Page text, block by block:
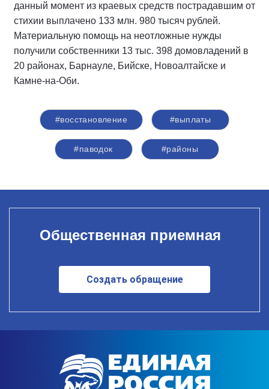
данный момент из краевых средств пострадавшим от
стихии выплачено 133 млн. 980 тысяч рублей.
Материальную помощь на неотложные нужды
получили собственники 13 тыс. 398 домовладений в
20 районах, Барнауле, Бийске, Новоалтайске и
Камне-на-Оби.
#восстановление #выплаты
#паводок #районы
Общественная приемная
Создать обращение